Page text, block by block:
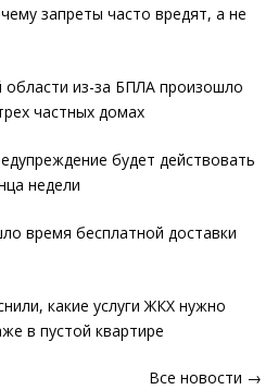
запреты часто вредят, а не
области из-за БПЛА произошло
частных домах
будет действовать
недели
время бесплатной доставки
какие услуги ЖКХ нужно
в пустой квартире
Все новости →